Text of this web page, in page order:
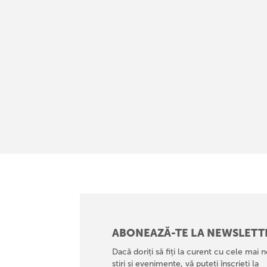
ABONEAZĂ-TE LA
Dacă doriți să fiți la curent cu cele mai
știri și evenimente, vă puteți înscrieți la